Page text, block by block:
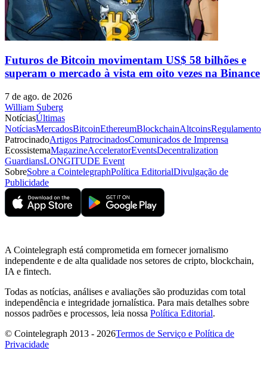
Futuros de Bitcoin movimentam US$ 58 bilhões e
superam o mercado à vista em oito vezes na Binance
7 de ago. de 2026
William Suberg
NotíciasÚltimas
NotíciasMercadosBitcoinEthereumBlockchainAltcoinsRegulamento
PatrocinadoArtigos PatrocinadosComunicados de Imprensa
EcossistemaMagazineAcceleratorEventsDecentralization
GuardiansLONGITUDE Event
SobreSobre a CointelegraphPolítica EditorialDivulgação de
Publicidade
A Cointelegraph está comprometida em fornecer jornalismo
independente e de alta qualidade nos setores de cripto, blockchain,
IA e fintech.
Todas as notícias, análises e avaliações são produzidas com total
independência e integridade jornalística. Para mais detalhes sobre
nossos padrões e processos, leia nossa Política Editorial.
© Cointelegraph 2013 - 2026Termos de Serviço e Política de
Privacidade